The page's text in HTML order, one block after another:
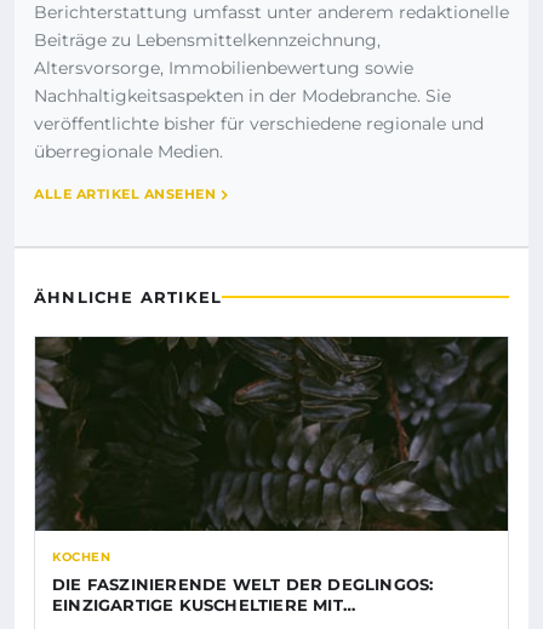
Berichterstattung umfasst unter anderem redaktionelle
Beiträge zu Lebensmittelkennzeichnung,
Altersvorsorge, Immobilienbewertung sowie
Nachhaltigkeitsaspekten in der Modebranche. Sie
veröffentlichte bisher für verschiedene regionale und
überregionale Medien.
ALLE ARTIKEL ANSEHEN
ÄHNLICHE ARTIKEL
KOCHEN
DIE FASZINIERENDE WELT DER DEGLINGOS:
EINZIGARTIGE KUSCHELTIERE MIT…